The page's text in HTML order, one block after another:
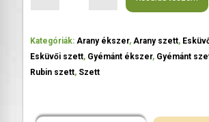
Kategóriák: Arany ékszer, Arany szett,
Esküvői szett, Gyémánt ékszer, Gyémánt
Rubin szett, Szett